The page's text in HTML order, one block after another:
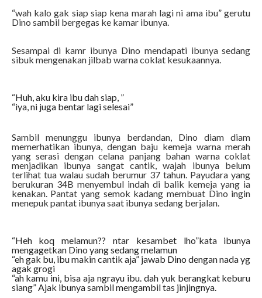
“wah kalo gak siap siap kena marah lagi ni ama ibu” gerutu
Dino sambil bergegas ke kamar ibunya.
Sesampai di kamr ibunya Dino mendapati ibunya sedang
sibuk mengenakan jilbab warna coklat kesukaannya.
“Huh, aku kira ibu dah siap, ”
“iya, ni juga bentar lagi selesai”
Sambil menunggu ibunya berdandan, Dino diam diam
memerhatikan ibunya, dengan baju kemeja warna merah
yang serasi dengan celana panjang bahan warna coklat
menjadikan ibunya sangat cantik, wajah ibunya belum
terlihat tua walau sudah berumur 37 tahun. Payudara yang
berukuran 34B menyembul indah di balik kemeja yang ia
kenakan. Pantat yang semok kadang membuat Dino ingin
menepuk pantat ibunya saat ibunya sedang berjalan.
“Heh koq melamun?? ntar kesambet lho”kata ibunya
mengagetkan Dino yang sedang melamun
“eh gak bu, ibu makin cantik aja” jawab Dino dengan nada yg
agak grogi
“ah kamu ini, bisa aja ngrayu ibu. dah yuk berangkat keburu
siang” Ajak ibunya sambil mengambil tas jinjingnya.